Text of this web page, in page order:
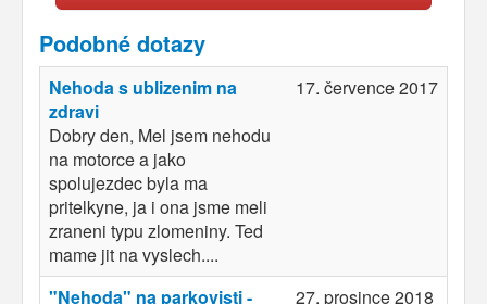
Podobné dotazy
Nehoda s ublizenim na
zdravi
Dobry den, Mel jsem nehodu
na motorce a jako
spolujezdec byla ma
pritelkyne, ja i ona jsme meli
zraneni typu zlomeniny. Ted
mame jit na vyslech....
17. července 2017
"Nehoda" na parkovisti -
27. prosince 2018